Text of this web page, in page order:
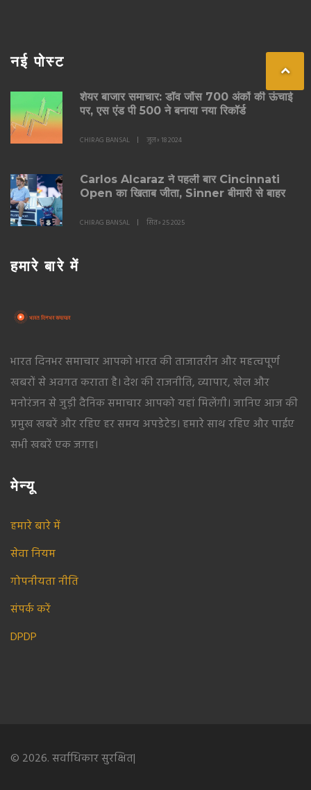
नई पोस्ट
शेयर बाजार समाचार: डॉव जोंस 700 अंकों की ऊंचाई
पर, एस एंड पी 500 ने बनाया नया रिकॉर्ड
CHIRAG BANSAL जुल॰ 18 2024
Carlos Alcaraz ने पहली बार Cincinnati
Open का खिताब जीता, Sinner बीमारी से बाहर
CHIRAG BANSAL सित॰ 25 2025
हमारे बारे में
भारत दिनभर समाचार आपको भारत की ताजातरीन और महत्वपूर्ण
खबरों से अवगत कराता है। देश की राजनीति, व्यापार, खेल और
मनोरंजन से जुड़ी दैनिक समाचार आपको यहां मिलेंगी। जानिए आज की
प्रमुख खबरें और रहिए हर समय अपडेटेड। हमारे साथ रहिए और पाईए
सभी खबरें एक जगह।
मेन्यू
हमारे बारे में
सेवा नियम
गोपनीयता नीति
संपर्क करें
DPDP
© 2026. सर्वाधिकार सुरक्षित|